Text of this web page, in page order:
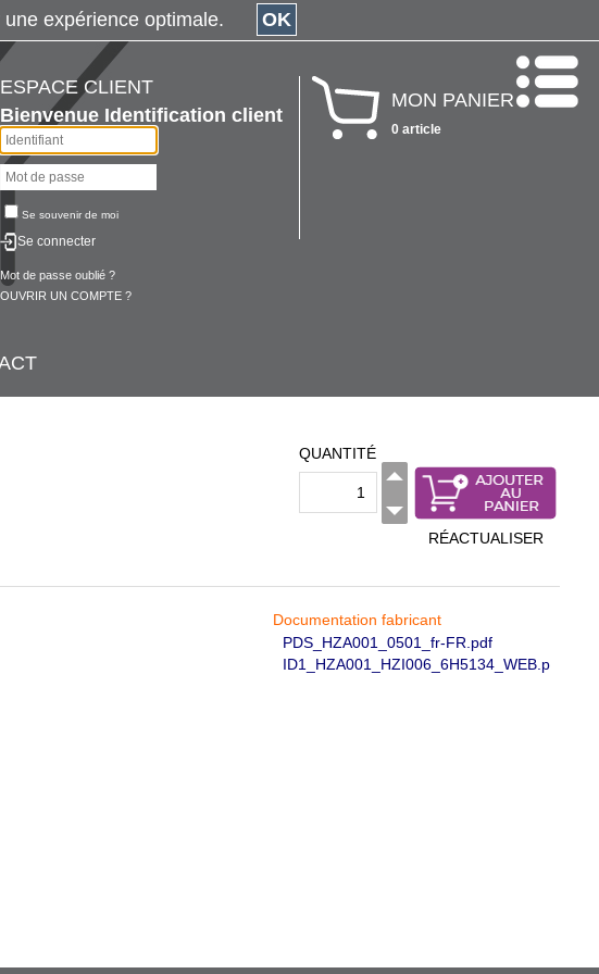
ESPACE CLIENT
Bienvenue Identification client
Se souvenir de moi
Se connecter
Mot de passe oublié ?
OUVRIR UN COMPTE ?
MON PANIER
0 article
QUANTITÉ
RÉACTUALISER
Documentation fabricant
PDS_HZA001_0501_fr-FR.pdf
ID1_HZA001_HZI006_6H5134_WEB.p
une expérience optimale. OK